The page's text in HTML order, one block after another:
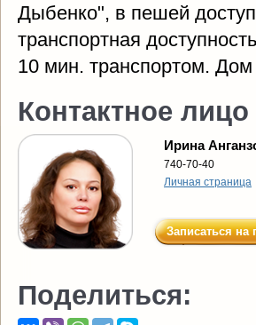
Дыбенко", в пешей
транспортная
10 мин. транспортом.
Контактное лицо
Ирина
740-70-40
Личная страница
Записаться на
Поделиться: